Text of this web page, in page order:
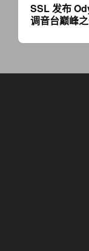
SSL 发布
调音台巅峰